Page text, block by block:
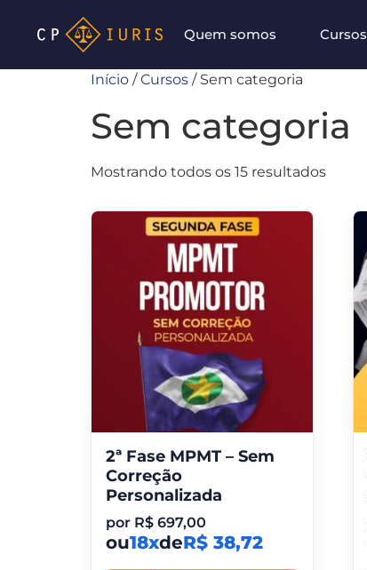
Quem somos Cursos
Início /Cursos / Sem categoria
Sem categoria
Mostrando todos os 15 resultados
2ª Fase MPMT – Sem
Correção
Personalizada
por R$ 697,00
ou18xdeR$ 38,72